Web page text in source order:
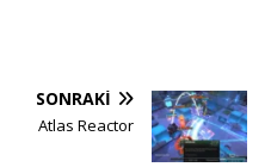
SONRAKI
Atlas Reactor